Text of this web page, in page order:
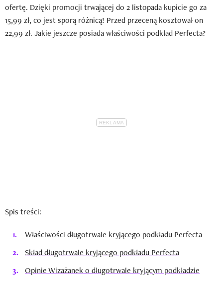
ofertę. Dzięki promocji trwającej do 2 listopada kupicie go za
15,99 zł, co jest sporą różnicą! Przed przeceną kosztował on
22,99 zł. Jakie jeszcze posiada właściwości podkład Perfecta?
Spis treści:
Właściwości długotrwale kryjącego podkładu Perfecta
Skład długotrwale kryjącego podkładu Perfecta
Opinie Wizażanek o długotrwale kryjącym podkładzie